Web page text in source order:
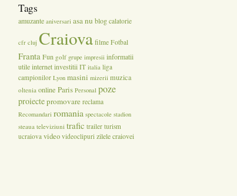
Tags
amuzante aniversari asa nu blog calatorie
cfr cluj Craiova filme Fotbal
Franta Fun golf grupe impresii informatii
utile internet investitii IT italia liga
campionilor Lyon masini mizerii muzica
oltenia online Paris Personal poze
proiectepromovare reclama
Recomandari romania spectacole stadion
steaua televiziuni trafic trailer turism
ucraiova video videoclipuri zilele craiovei